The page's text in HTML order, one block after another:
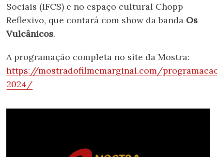
Sociais (IFCS) e no espaço cultural Chopp
Reflexivo, que contará com show da banda Os
Vulcânicos.
A programação completa no site da Mostra:
https://mostradofilmemarginal.com/
2024/